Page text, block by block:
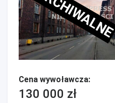
Cena wywoławcza:
130 000 zł